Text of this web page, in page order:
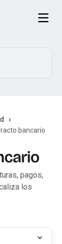
bancario
pagos,
los